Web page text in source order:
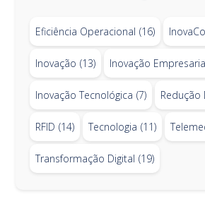
Eficiência Operacional (16)
Inovação (13) Inovação
Inovação Tecnológica (7) Redução
RFID (14) Tecnologia (11)
Transformação Digital (19)